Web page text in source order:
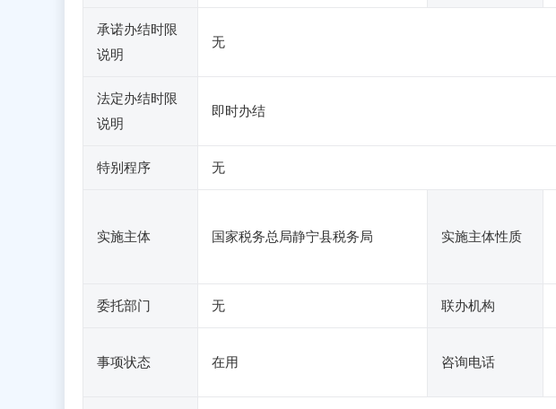
承诺办结时限
说明
无
法定办结时限
说明
即时办结
特别程序 无
实施主体 国家税务总局静宁县税务局 实施主体性质
委托部门 无 联办机构
事项状态 在用 咨询电话